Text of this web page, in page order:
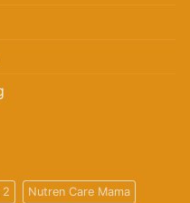
2 Nutren Care Mama